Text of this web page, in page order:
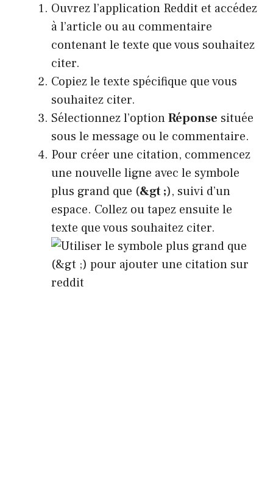
Ouvrez l’application Reddit et accédez
à l’article ou au commentaire
contenant le texte que vous souhaitez
citer.
Copiez le texte spécifique que vous
souhaitez citer.
Sélectionnez l’optionRéponse située
sous le message ou le commentaire.
Pour créer une citation, commencez
une nouvelle ligne avec le symbole
plus grand que (&gt ;), suivi d’un
espace. Collez ou tapez ensuite le
texte que vous souhaitez citer.